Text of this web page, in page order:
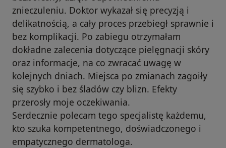
znieczuleniu. Doktor wykazał się precyzją i
delikatnością, a cały proces przebiegł sprawnie i
bez komplikacji. Po zabiegu otrzymałam
dokładne zalecenia dotyczące pielęgnacji skóry
oraz informacje, na co zwracać uwagę w
kolejnych dniach. Miejsca po zmianach zagoiły
się szybko i bez śladów czy blizn. Efekty
przerosły moje oczekiwania.
Serdecznie polecam tego specjalistę każdemu,
kto szuka kompetentnego, doświadczonego i
empatycznego dermatologa.